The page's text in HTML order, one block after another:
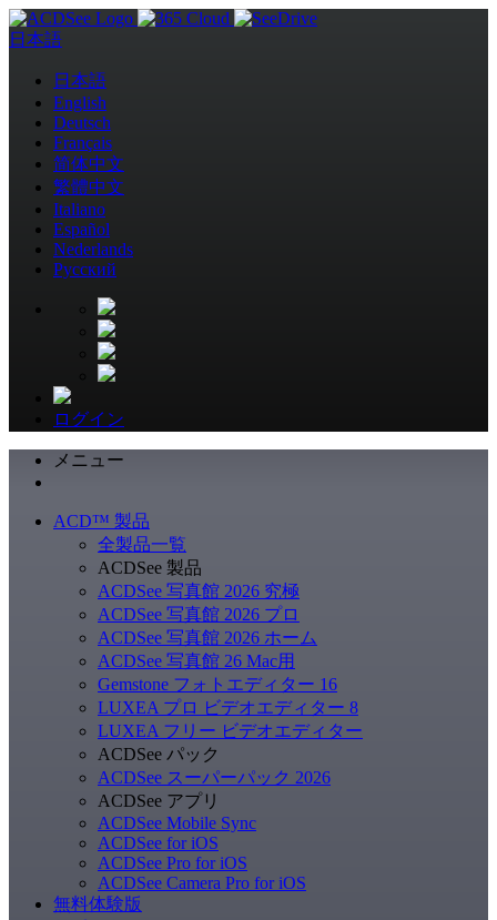
日本語
日本語
English
Deutsch
Français
简体中文
繁體中文
Italiano
Español
Nederlands
Pусский
ログイン
メニュー
ACD™ 製品
全製品一覧
ACDSee 製品
ACDSee 写真館 2026 究極
ACDSee 写真館 2026 プロ
ACDSee 写真館 2026 ホーム
ACDSee 写真館 26 Mac用
Gemstone フォトエディター 16
LUXEA プロ ビデオエディター 8
LUXEA フリー ビデオエディター
ACDSee パック
ACDSee スーパーパック 2026
ACDSee アプリ
ACDSee Mobile Sync
ACDSee for iOS
ACDSee Pro for iOS
ACDSee Camera Pro for iOS
無料体験版